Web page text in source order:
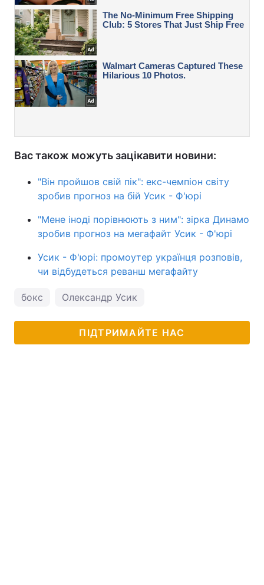
Вас також можуть зацікавити новини:
"Він пройшов свій пік": екс-чемпіон світу
зробив прогноз на бій Усик - Ф'юрі
"Мене іноді порівнюють з ним": зірка Динамо
зробив прогноз на мегафайт Усик - Ф'юрі
Усик - Ф'юрі: промоутер українця розповів,
чи відбудеться реванш мегафайту
бокс Олександр Усик
ПІДТРИМАЙТЕ НАС